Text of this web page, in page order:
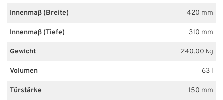
Innenmaß (Breite) 420 mm
Innenmaß (Tiefe) 310 mm
Gewicht 240.00 kg
Volumen 63 l
Türstärke 150 mm